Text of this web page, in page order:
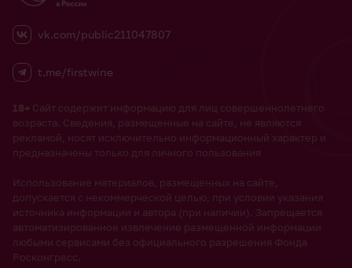
vk.com/public211047807
t.me/firstwine
18+ Сайт содержит информацию для лиц совершеннолетнего
возраста. Сведения, размещенные на сайте, не являются
рекламой, носят исключительно информационный характер и
предназначены только для личного пользования
Использование материалов, размещенных на сайте,
допускается с некоммерческой целью, при условии указания
источника информации и автора (при наличии). Запрещается
автоматизированное извлечение размещенной информации
любыми сервисами без официального разрешения Фонда
Росконгресс.